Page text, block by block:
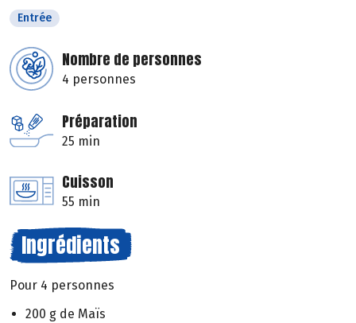
Entrée
Nombre de personnes
4 personnes
Préparation
25 min
Cuisson
55 min
Ingrédients
Pour 4 personnes
200 g de Maïs